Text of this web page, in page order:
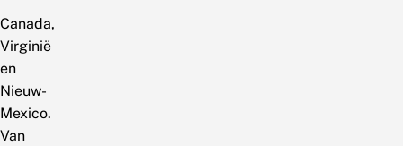
Canada,
Virginië
en
Nieuw-
Mexico.
Van